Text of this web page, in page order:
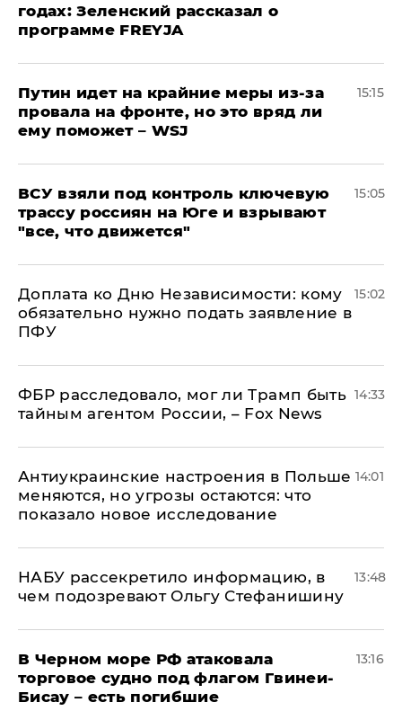
годах: Зеленский рассказал о
программе FREYJA
Путин идет на крайние меры из-за
провала на фронте, но это вряд ли
ему поможет – WSJ
15:15
ВСУ взяли под контроль ключевую
трассу россиян на Юге и взрывают
"все, что движется"
15:05
Доплата ко Дню Независимости: кому
обязательно нужно подать заявление в
ПФУ
15:02
ФБР расследовало, мог ли Трамп быть
тайным агентом России, – Fox News
14:33
Антиукраинские настроения в Польше
меняются, но угрозы остаются: что
показало новое исследование
14:01
НАБУ рассекретило информацию, в
чем подозревают Ольгу Стефанишину
13:48
В Черном море РФ атаковала
торговое судно под флагом Гвинеи-
Бисау – есть погибшие
13:16